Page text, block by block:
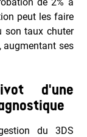
peut les faire
son taux chuter
augmentant ses
d'une
du 3DS